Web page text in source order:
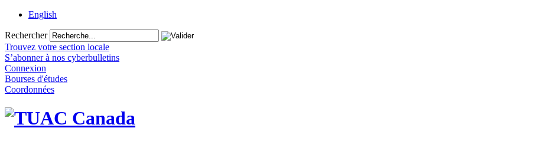
English
Rechercher
Trouvez votre section locale
S’abonner à nos cyberbulletins
Connexion
Bourses d'études
Coordonnées